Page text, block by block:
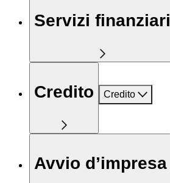
Servizi finanziari
Credito Credito
Avvio d’impresa